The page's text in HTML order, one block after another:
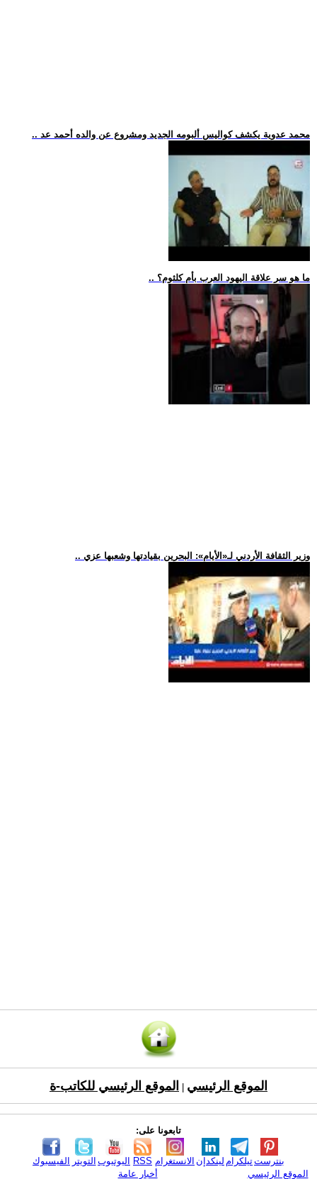
.. محمد عدوية يكشف كواليس ألبومه الجديد ومشروع عن والده أحمد عد
.. ما هو سر علاقة اليهود العرب بأم كلثوم؟
.. وزير الثقافة الأردني لـ«الأيام»: البحرين بقيادتها وشعبها عزي
الموقع الرئيسي الموقع الرئيسي للكاتب-ة
تابعونا على:
الفيسبوك التويتر اليوتيوب RSS الانستغرام لينكدإن تيلكرامبنترست
الموقع الرئيسي
أخبار عامة